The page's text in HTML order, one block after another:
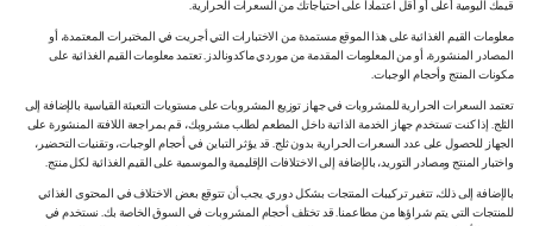
قيمك اليومية أعلى أو أقل اعتماداً على احتياجاتك من السعرات الحرارية.
معلومات القيم الغذائية على هذا الموقع مستمدة من الاختبارات التي أجريت في المختبرات المعتمدة، أو
المصادر المنشورة، أو من المعلومات المقدمة من موردي ماكدونالدز. تعتمد معلومات القيم الغذائية على
مكونات المنتج وأحجام الوجبات.
تعتمد السعرات الحرارية للمشروبات في جهاز توزيع المشروبات على مستويات التعبئة القياسية بالإضافة إلى
الثلج. إذا كنت تستخدم جهاز الخدمة الذاتية داخل المطعم لطلب مشروبك، قم بمراجعة اللافتة المنشورة على
الجهاز للحصول على عدد السعرات الحرارية بدون ثلج. قد يؤثر التباين في أحجام الوجبات، وتقنيات التحضير،
واختبار المنتج ومصادر التوريد، بالإضافة إلى الاختلافات الإقليمية والموسمية على القيم الغذائية لكل منتج.
بالإضافة إلى ذلك، تتغير تركيبات المنتجات بشكل دوري. يجب أن تتوقع بعض الاختلاف في المحتوى الغذائي
للمنتجات التي يتم شراؤها من مطاعمنا. قد تختلف أحجام المشروبات في السوق الخاصة بك. نستخدم في